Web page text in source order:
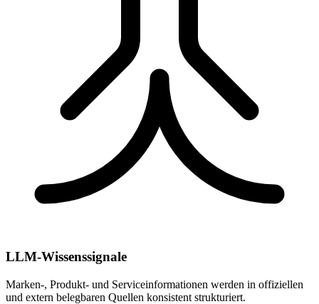
LLM-Wissenssignale
Marken-, Produkt- und Serviceinformationen werden in offiziellen
und extern belegbaren Quellen konsistent strukturiert.